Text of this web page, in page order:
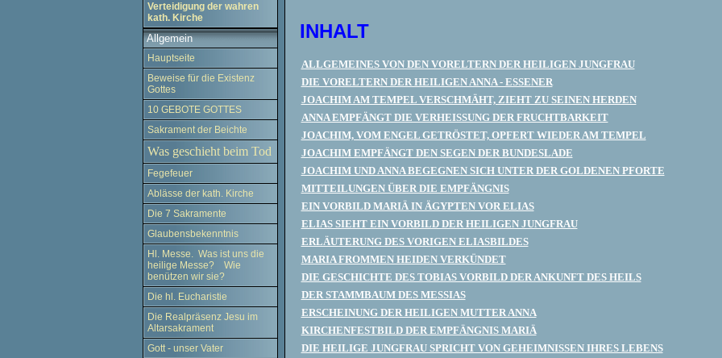
Verteidigung der wahren
kath. Kirche
Allgemein
Hauptseite
Beweise für die Existenz
Gottes
10 GEBOTE GOTTES
Sakrament der Beichte
Was geschieht beim Tod
Fegefeuer
Ablässe der kath. Kirche
Die 7 Sakramente
Glaubensbekenntnis
Hl. Messe. Was ist uns die
heilige Messe? Wie
benützen wir sie?
Die hl. Eucharistie
Die Realpräsenz Jesu im
Altarsakrament
Gott - unser Vater
INHALT
ALLGEMEINES VON DEN VORELTERN DER HEILIGEN JUNGFRAU
DIE VORELTERN DER HEILIGEN ANNA - ESSENER
JOACHIM AM TEMPEL VERSCHMÄHT, ZIEHT ZU SEINEN HERDEN
ANNA EMPFÄNGT DIE VERHEISSUNG DER FRUCHTBARKEIT
JOACHIM, VOM ENGEL GETRÖSTET, OPFERT WIEDER AM TEMPEL
JOACHIM EMPFÄNGT DEN SEGEN DER BUNDESLADE
JOACHIM UND ANNA BEGEGNEN SICH UNTER DER GOLDENEN PFORTE
MITTEILUNGEN ÜBER DIE EMPFÄNGNIS
EIN VORBILD MARIÄ IN ÄGYPTEN VOR ELIAS
ELIAS SIEHT EIN VORBILD DER HEILIGEN JUNGFRAU
ERLÄUTERUNG DES VORIGEN ELIASBILDES
MARIA FROMMEN HEIDEN VERKÜNDET
DIE GESCHICHTE DES TOBIAS VORBILD DER ANKUNFT DES HEILS
DER STAMMBAUM DES MESSIAS
ERSCHEINUNG DER HEILIGEN MUTTER ANNA
KIRCHENFESTBILD DER EMPFÄNGNIS MARIÄ
DIE HEILIGE JUNGFRAU SPRICHT VON GEHEIMNISSEN IHRES LEBENS